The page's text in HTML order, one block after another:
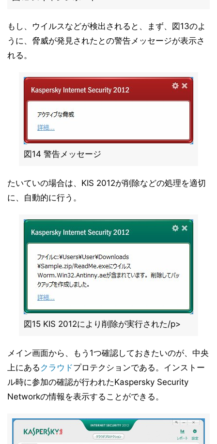
もし、ウイルスなどが検出されると、まず、図13のよ
うに、脅威が発見されたとの警告メッセージが表示さ
れる。
図14 警告メッセージ
たいていの場合は、KIS 2012が削除などの処理を適切
に、自動的に行う。
図15 KIS 2012により削除が実行された/p>
メイン画面から、もう1つ確認しておきたいのが、中央
上にある クラウドプロテクションである。インストー
ル時に参加の確認が行われたKaspersky Security
Networkの情報を表示することができる。